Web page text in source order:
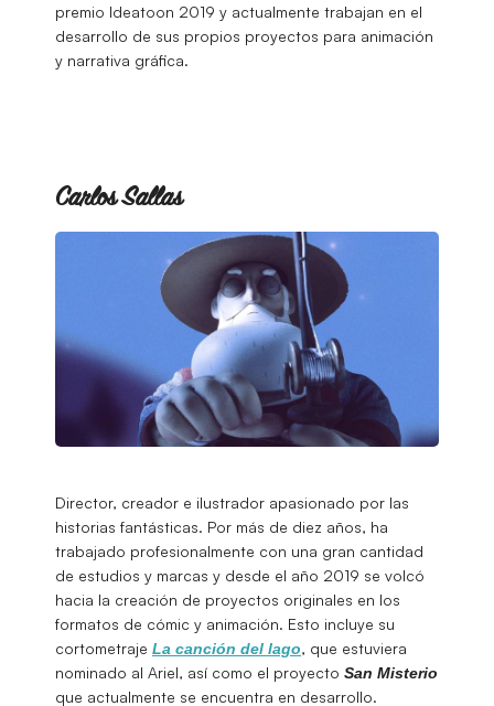
premio Ideatoon 2019 y actualmente trabajan en el
desarrollo de sus propios proyectos para animación
y narrativa gráfica.
Carlos Sallas
Director, creador e ilustrador apasionado por las
historias fantásticas. Por más de diez años, ha
trabajado profesionalmente con una gran cantidad
de estudios y marcas y desde el año 2019 se volcó
hacia la creación de proyectos originales en los
formatos de cómic y animación. Esto incluye su
cortometraje La canción del lago, que estuviera
nominado al Ariel, así como el proyecto San Misterio
que actualmente se encuentra en desarrollo.